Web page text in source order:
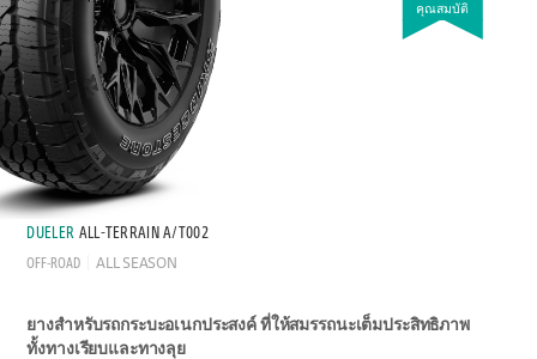
คุณสมบัติ
DUELER ALL-TERRAIN A/T002
OFF-ROAD ALL SEASON
ยางสำหรับรถกระบะอเนกประสงค์ ที่ให้สมรรถนะเต็มประสิทธิภาพ
ทั้งทางเรียบและทางลุย